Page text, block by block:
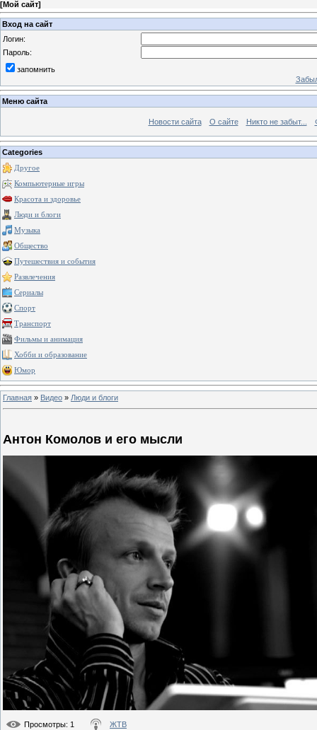
[Мой сайт]
Вход на сайт
Логин:
Пароль:
запомнить
Меню сайта
Новости сайта О сайте Никто не забыт...
Categories
Другое
Компьютерные игры
Красота и здоровье
Люди и блоги
Музыка
Общество
Путешествия и события
Развлечения
Сериалы
Спорт
Транспорт
Фильмы и анимация
Хобби и образование
Юмор
Главная » Видео » Люди и блоги
Антон Комолов и его мысли
Просмотры: 1 ЖТВ